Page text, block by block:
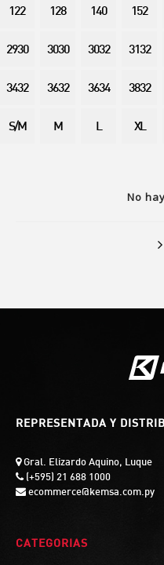
No
122 128 140 152
2930 3030 3032 3132
3432 3632 3634 3832
S/M M L XL
REPRESENTADA Y
Gral. Elizardo Aquino, Luque
(+595) 21 688 1000
ecommerce@kemsa.com.py
CATEGORIAS